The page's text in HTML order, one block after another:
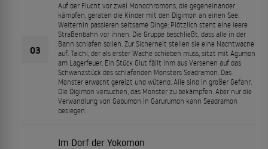
03
Auf der Flucht vor zwei Monochromons, die gegeneinander
kämpfen, geraten die Kinder mit den Digimon an einen See.
Weiterhin passieren seltsame Dinge: Plötzlich steht eine leere
Straßenbahn vor ihnen. Die Gruppe beschließt, dass alle in der
Bahn schlafen sollen. Zur Sicherheit stellen sie eine Nachtwache
auf. Taichi, der als erster Wache schieben muss, sitzt mit Agumon
am Lagerfeuer. Ein Stück Glut fällt ihm aus Versehen auf das
Schwanzstück des schlafenden Monsters Seadramon. Das
Monster erwacht gereizt und wütend. Alle sind in großer Gefahr.
Die Digimon versuchen, das Monster zu bekämpfen. Aber nur die
Verwandlung von Gabumon in Garurumon kann Seadramon
besiegen.
Im Dorf der Yokomon